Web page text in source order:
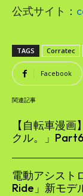
公式サイト：
TAGS Corratec
Facebook
関連記事
【自転車漫
クル。」
電動アシスト
Ride」新モデ